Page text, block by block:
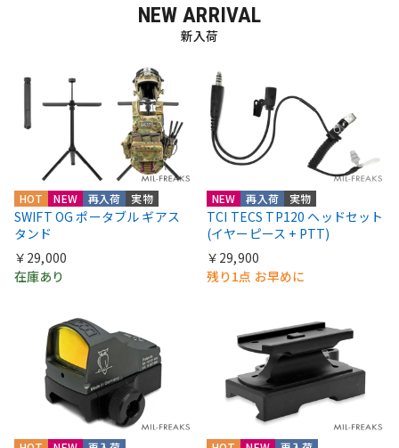
NEW ARRIVAL
新入荷
HOT NEW 再入荷 実物
SWIFT OG ポータブル ギアス
タンド
￥29,000
在庫あり
NEW 再入荷 実物
TCI TECS TP120 ヘッドセット
(イヤーピース + PTT)
￥29,900
残り1点 お早めに